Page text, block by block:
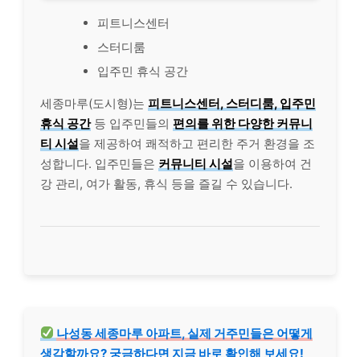
피트니스센터
스터디룸
입주민 휴식 공간
세종마루(도시형)는 피트니스센터, 스터디룸, 입주민
휴식 공간등 입주민들의 편의를 위한 다양한 커뮤니
티 시설을 제공하여 쾌적하고 편리한 주거 환경을 조
성합니다. 입주민들은 커뮤니티 시설을 이용하여 건
강 관리, 여가 활동, 휴식 등을 즐길 수 있습니다.
나성동 세종마루 아파트, 실제 거주민들은 어떻게
생각할까요? 궁금하다면 지금 바로 확인해 보세요!